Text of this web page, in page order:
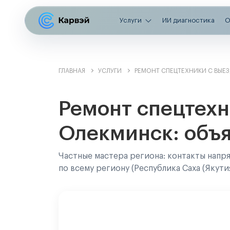
Услуги ИИ диагностика
ГЛАВНАЯ УСЛУГИ РЕМОНТ СПЕЦТЕХНИКИ С
Ремонт
Олекминск:
Частные мастера региона: контакты
по всему региону (Республика Саха